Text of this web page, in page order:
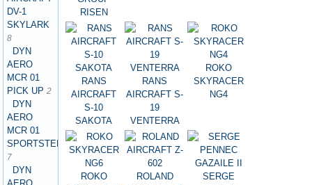
DV-1
SKYLARK
8
DYN
AERO
MCR 01
PICK UP 2
DYN
AERO
MCR 01
SPORTSTER
7
DYN
RISEN
RANS
AIRCRAFT
S-10
SAKOTA
RANS
AIRCRAFT S-
19
VENTERRA
ROKO
SKYRACER
NG4
ROKO
ROLAND
SERGE